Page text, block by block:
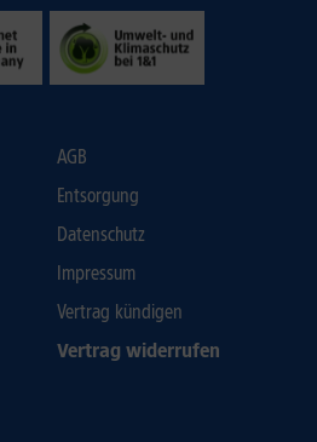
AGB
Entsorgung
Datenschutz
Impressum
Vertrag kündigen
Vertrag widerrufen